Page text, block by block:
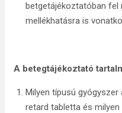
betgetájékoztatóban fel
mellékhatásra is
A betegtájékoztató
Milyen típusú
retard tabletta és